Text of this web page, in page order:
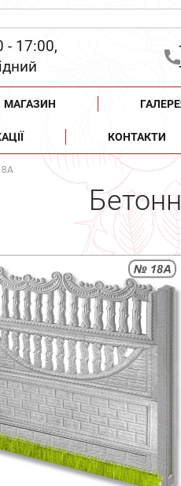
- 17:00,
МАГАЗИН
КОНТАКТИ